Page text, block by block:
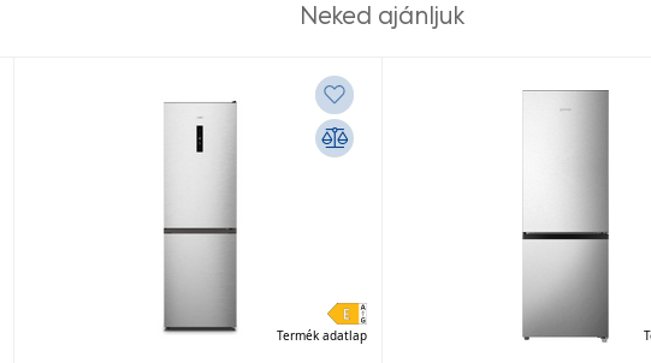
Neked ajánljuk
Termék adatlap